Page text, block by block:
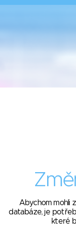
Abychom mohli
databáze, je
které